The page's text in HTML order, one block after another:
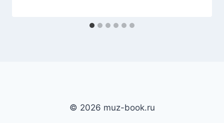
© 2026 muz-book.ru